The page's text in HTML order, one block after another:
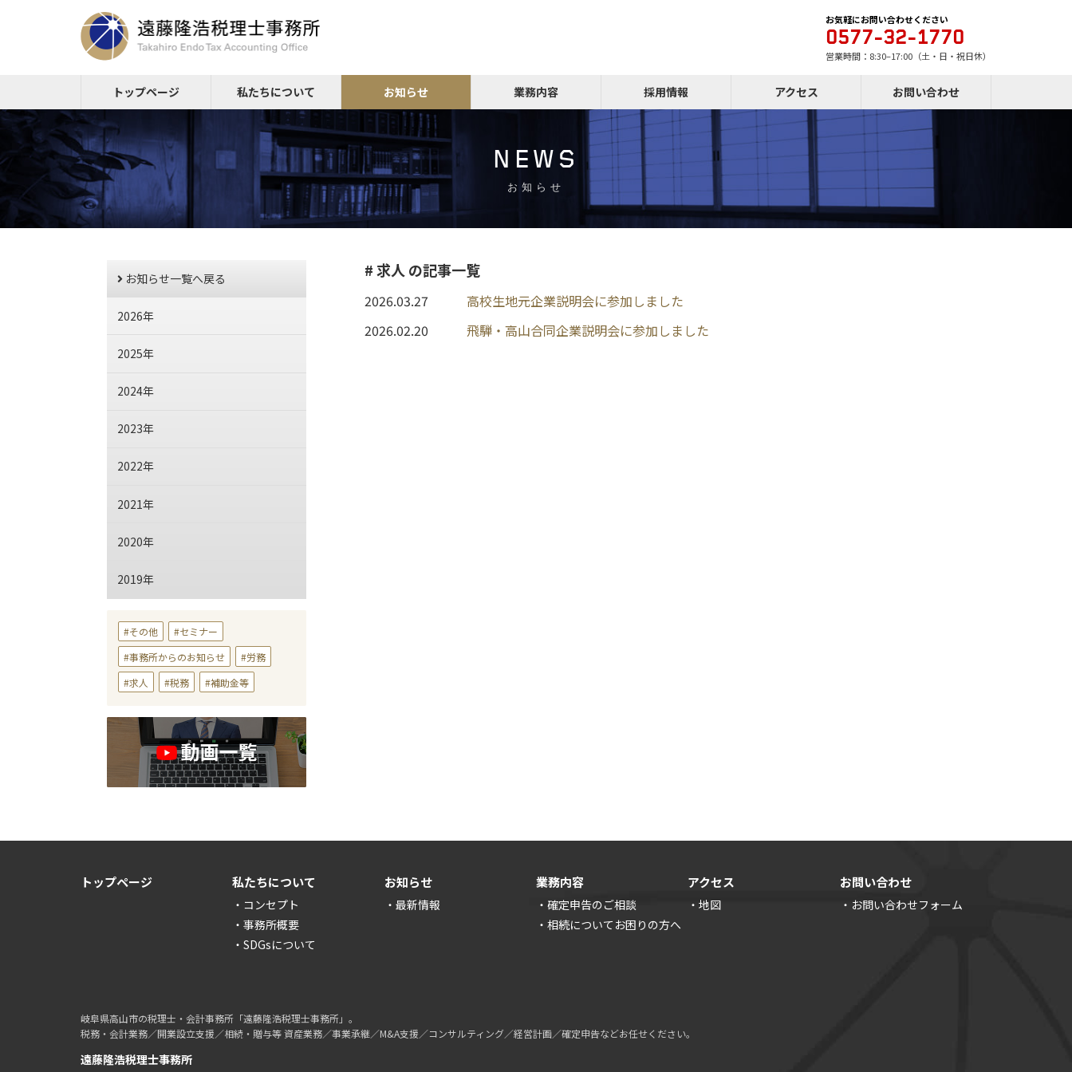
お気軽にお問い合わせください
0577-32-1770
営業時間：8:30–17:00（土・日・祝日休）
トップページ 私たちについて お知らせ 業務内容 採用情報 アクセス お問い合わせ
NEWS
お知らせ
# 求人 の記事一覧
2026.03.27
高校生地元企業説明会に参加しました
2026.02.20
飛騨・高山合同企業説明会に参加しました
お知らせ一覧へ戻る
2026年
2025年
2024年
2023年
2022年
2021年
2020年
2019年
その他
セミナー
事務所からのお知らせ
労務
求人
税務 補助金等
トップページ 私たちについて
・コンセプト
・事務所概要
・SDGsについて
お知らせ
・最新情報
業務内容
・確定申告のご相談
・相続についてお困りの方へ
アクセス
・地図
お問い合わせ
・お問い合わせフォーム
岐阜県高山市の税理士・会計事務所「遠藤隆浩税理士事務所」。
税務・会計業務／開業設立支援／相続・贈与等 資産業務／事業承継／M&A支援／コンサルティング／経営計画／確定申告などお任せください。
遠藤隆浩税理士事務所